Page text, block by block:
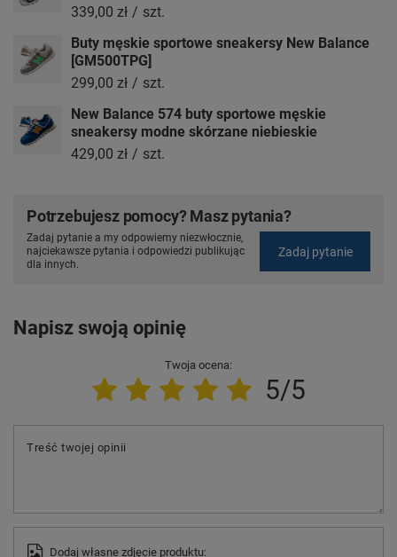
339,00 zł / szt.
Buty męskie sportowe sneakersy New Balance
[GM500TPG]
299,00 zł / szt.
New Balance 574 buty sportowe męskie
sneakersy modne skórzane niebieskie
429,00 zł / szt.
Potrzebujesz pomocy? Masz pytania?
Zadaj pytanie a my odpowiemy niezwłocznie,
najciekawsze pytania i odpowiedzi publikując
dla innych.
Zadaj pytanie
Napisz swoją opinię
Twoja ocena:
5/5
Treść twojej opinii
Dodaj własne zdjęcie produktu: